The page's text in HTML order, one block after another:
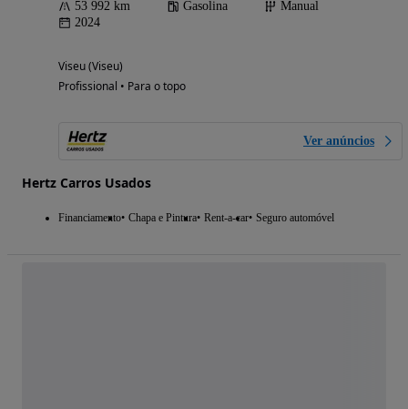
53 992 km Gasolina
Manual
2024
Viseu (Viseu)
Profissional • Para o topo
Ver anúncios
Hertz Carros Usados
Financiamento Chapa e Pintura Rent-a-car Seguro automóvel